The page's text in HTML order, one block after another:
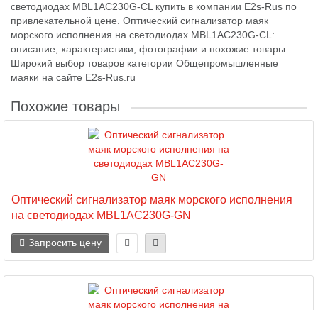
светодиодах MBL1AC230G-CL купить в компании E2s-Rus по
привлекательной цене. Оптический сигнализатор маяк
морского исполнения на светодиодах MBL1AC230G-CL:
описание, характеристики, фотографии и похожие товары.
Широкий выбор товаров категории Общепромышленные
маяки на сайте E2s-Rus.ru
Похожие товары
Оптический сигнализатор маяк морского исполнения
на светодиодах MBL1AC230G-GN
Запросить цену